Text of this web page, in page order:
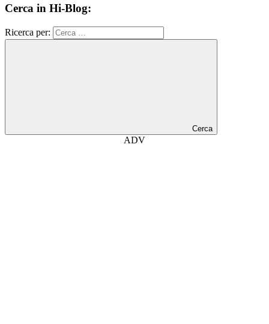
Cerca in Hi-Blog:
Ricerca per:
Cerca
ADV